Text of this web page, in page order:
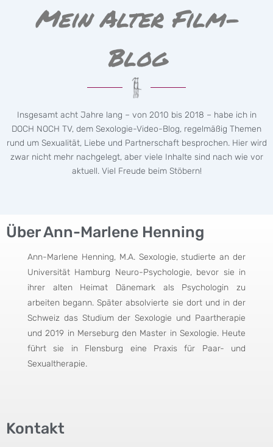
Mein Alter Film-
Blog
Insgesamt acht Jahre lang – von 2010 bis 2018 – habe ich in
DOCH NOCH TV, dem Sexologie-Video-Blog, regelmäßig Themen
rund um Sexualität, Liebe und Partnerschaft besprochen. Hier wird
zwar nicht mehr nachgelegt, aber viele Inhalte sind nach wie vor
aktuell. Viel Freude beim Stöbern!
Über Ann-Marlene Henning
Ann-Marlene Henning, M.A. Sexologie, studierte an der
Universität Hamburg Neuro-Psychologie, bevor sie in
ihrer alten Heimat Dänemark als Psychologin zu
arbeiten begann. Später absolvierte sie dort und in der
Schweiz das Studium der Sexologie und Paartherapie
und 2019 in Merseburg den Master in Sexologie. Heute
führt sie in Flensburg eine Praxis für Paar- und
Sexualtherapie.
Kontakt